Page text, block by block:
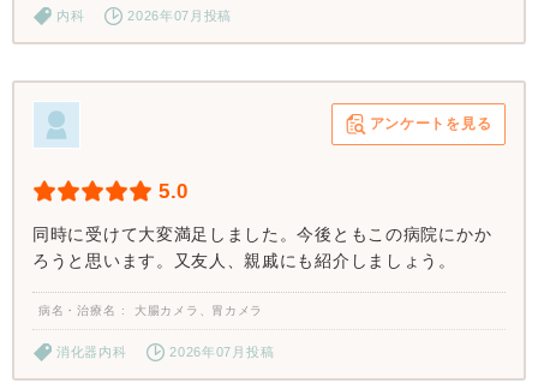
内科 2026年07月投稿
アンケートを見る
5.0
同時に受けて大変満足しました。今後ともこの病院にかか
ろうと思います。又友人、親戚にも紹介しましょう。
病名・治療名 大腸カメラ、胃カメラ
消化器内科 2026年07月投稿